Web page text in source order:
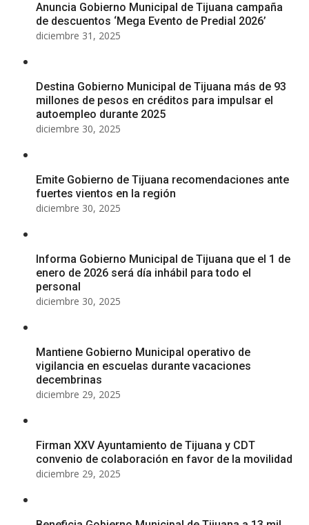
Anuncia Gobierno Municipal de Tijuana campaña
de descuentos ‘Mega Evento de Predial 2026’
diciembre 31, 2025
Destina Gobierno Municipal de Tijuana más de 93
millones de pesos en créditos para impulsar el
autoempleo durante 2025
diciembre 30, 2025
Emite Gobierno de Tijuana recomendaciones ante
fuertes vientos en la región
diciembre 30, 2025
Informa Gobierno Municipal de Tijuana que el 1 de
enero de 2026 será día inhábil para todo el
personal
diciembre 30, 2025
Mantiene Gobierno Municipal operativo de
vigilancia en escuelas durante vacaciones
decembrinas
diciembre 29, 2025
Firman XXV Ayuntamiento de Tijuana y CDT
convenio de colaboración en favor de la movilidad
diciembre 29, 2025